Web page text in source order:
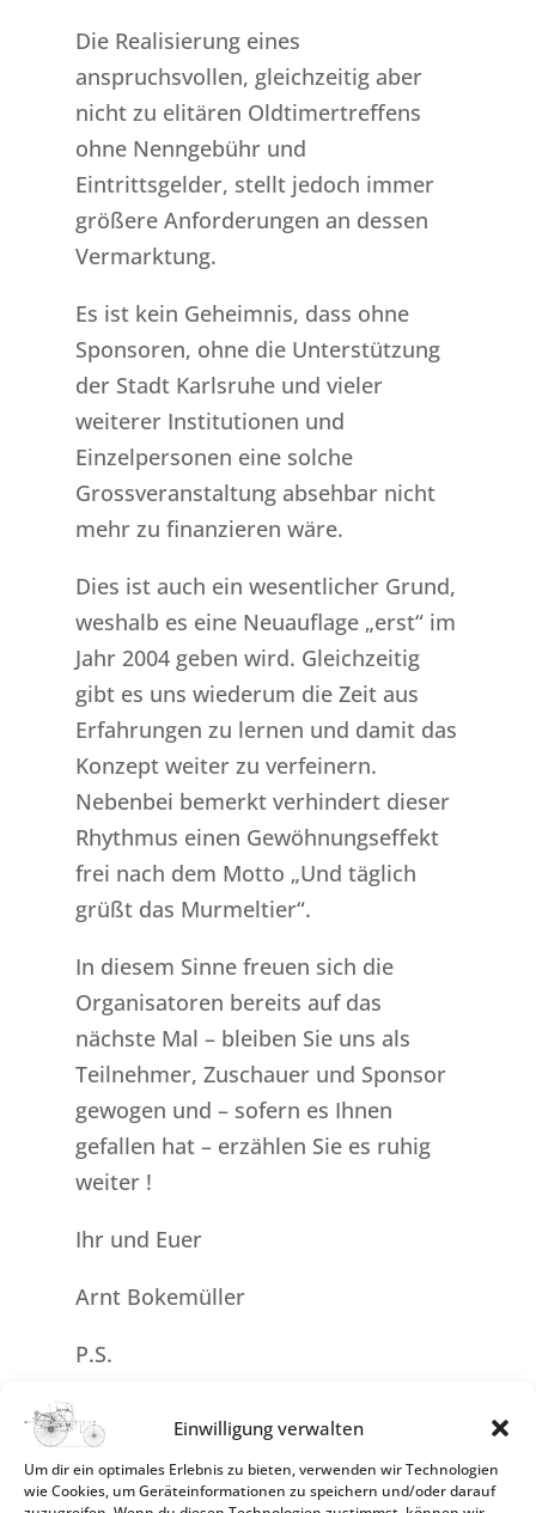
Einwilligung verwalten
Um dir ein optimales Erlebnis zu bieten, verwenden wir Technologien
wie Cookies, um Geräteinformationen zu speichern und/oder darauf
Die Realisierung eines
anspruchsvollen, gleichzeitig aber
nicht zu elitären Oldtimertreffens
ohne Nenngebühr und
Eintrittsgelder, stellt jedoch immer
größere Anforderungen an dessen
Vermarktung.
Es ist kein Geheimnis, dass ohne
Sponsoren, ohne die Unterstützung
der Stadt Karlsruhe und vieler
weiterer Institutionen und
Einzelpersonen eine solche
Grossveranstaltung absehbar nicht
mehr zu finanzieren wäre.
Dies ist auch ein wesentlicher Grund,
weshalb es eine Neuauflage „erst“ im
Jahr 2004 geben wird. Gleichzeitig
gibt es uns wiederum die Zeit aus
Erfahrungen zu lernen und damit das
Konzept weiter zu verfeinern.
Nebenbei bemerkt verhindert dieser
Rhythmus einen Gewöhnungseffekt
frei nach dem Motto „Und täglich
grüßt das Murmeltier“.
In diesem Sinne freuen sich die
Organisatoren bereits auf das
nächste Mal – bleiben Sie uns als
Teilnehmer, Zuschauer und Sponsor
gewogen und – sofern es Ihnen
gefallen hat – erzählen Sie es ruhig
weiter !
Ihr und Euer
Arnt Bokemüller
P.S.
sind auch weiterhin ausdrücklich und
herzlich eingeladen.